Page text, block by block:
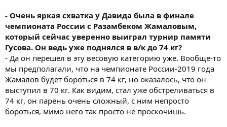
- Очень яркая схватка у Давида была в финале
чемпионата России с Разамбеком Жамаловым,
который сейчас уверенно выиграл турнир памяти
Гусова. Он ведь уже поднялся в в/к до 74 кг?
- Да он перешел в эту весовую категорию уже. Вообще-то
мы предполагали, что на чемпионате России-2019 года
Жамалов будет бороться в 74 кг, но оказалось, что он
выступил в 70 кг. Как видим, стал уже обстреливаться в
74 кг, он парень очень сложный, с ним непросто
бороться, мимо него так просто не проскочишь.